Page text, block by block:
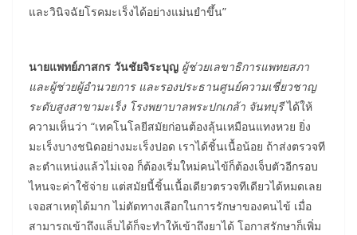
และวินิจฉัยโรคมะเร็งได้อย่างแม่นยำขึ้น”
นายแพทย์ภาสกร วันชัยจิระบุญ ผู้ช่วยเลขาธิการแพทยสภา
และผู้ช่วยผู้อำนวยการ และรองประธานศูนย์ความเชี่ยวชาญ
ระดับสูงสาขามะเร็ง โรงพยาบาลพระปกเกล้า จันทบุรีได้ให้
ความเห็นว่า “เทคโนโลยีสมัยก่อนต้องลุ้นเหมือนแทงหวย ยิ่ง
มะเร็งบางชนิดอย่างมะเร็งปอด เราได้ชิ้นเนื้อน้อย ถ้าส่งตรวจที
ละตำแหน่งแล้วไม่เจอ ก็ต้องเริ่มใหม่คนไข้ก็ต้องเจ็บตัวอีกรอบ
ไหนจะค่าใช้จ่าย แต่สมัยนี้ชิ้นเนื้อเดียวตรวจทีเดียวได้หมดเลย
เจอสาเหตุได้มาก ไม่ตัดทางเลือกในการรักษาของคนไข้ เมื่อ
สามารถเข้าถึงแล็บได้ก็จะทำให้เข้าถึงยาได้ โอกาสรักษาก็เพิ่ม